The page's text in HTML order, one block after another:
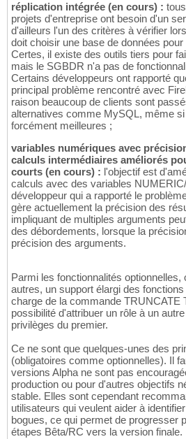
réplication intégrée (en cours) :
projets d'entreprise ont besoin d'un
d'ailleurs l'un des critères à vérifier
doit choisir une base de données
Certes, il existe des outils tiers pour
mais le SGBDR n'a pas de
Certains développeurs ont rapporté
principal problème rencontré avec
raison beaucoup de clients sont
alternatives comme MySQL, même
forcément meilleures ;
variables numériques avec
calculs intermédiaires améliorés
courts (en cours) : l'objectif est
calculs avec des variables
développeur qui a rapporté le
gère actuellement la précision des
impliquant de multiples arguments
des débordements, lorsque la
précision des arguments.
Parmi les fonctionnalités optionnelles,
autres, un support élargi des
charge de la commande TRUNCATE
possibilité d'attribuer un rôle à un
privilèges du premier.
Ce ne sont que quelques-unes des
(obligatoires comme optionnelles). Il
versions Alpha ne sont pas
production ou pour d'autres objectifs
stable. Elles sont cependant
utilisateurs qui veulent aider à
bogues, ce qui permet de progresser
étapes Bêta/RC vers la version finale.